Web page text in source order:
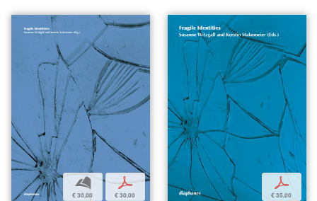
b
€ 30,00
p
€ 30,00
p
€ 35,00